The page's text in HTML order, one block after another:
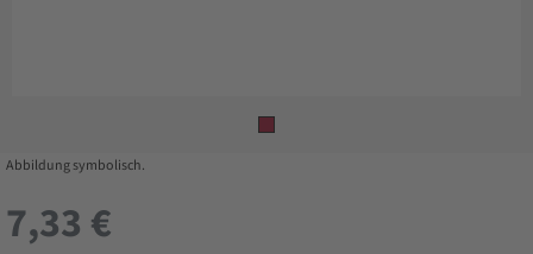
Abbildung symbolisch.
7,33 €